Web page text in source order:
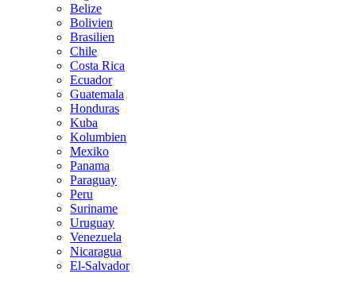
Belize
Bolivien
Brasilien
Chile
Costa Rica
Ecuador
Guatemala
Honduras
Kuba
Kolumbien
Mexiko
Panama
Paraguay
Peru
Suriname
Uruguay
Venezuela
Nicaragua
El-Salvador